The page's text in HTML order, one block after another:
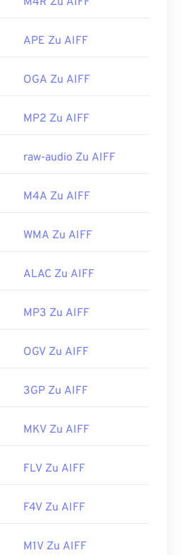
Dateien ohne
Inc.
wiki/
APE Zu AIFF
OGA Zu AIFF
MP2 Zu AIFF
raw-audio Zu AIFF
M4A Zu AIFF
WMA Zu AIFF
ALAC Zu AIFF
MP3 Zu AIFF
OGV Zu AIFF
3GP Zu AIFF
MKV Zu AIFF
FLV Zu AIFF
F4V Zu AIFF
M1V Zu AIFF